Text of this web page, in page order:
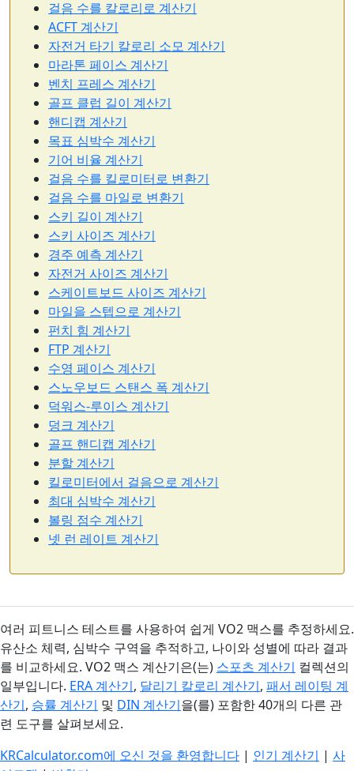
걸음 수를 칼로리로 계산기
ACFT 계산기
자전거 타기 칼로리 소모 계산기
마라톤 페이스 계산기
벤치 프레스 계산기
골프 클럽 길이 계산기
핸디캡 계산기
목표 심박수 계산기
기어 비율 계산기
걸음 수를 킬로미터로 변환기
걸음 수를 마일로 변환기
스키 길이 계산기
스키 사이즈 계산기
경주 예측 계산기
자전거 사이즈 계산기
스케이트보드 사이즈 계산기
마일을 스텝으로 계산기
펀치 힘 계산기
FTP 계산기
수영 페이스 계산기
스노우보드 스탠스 폭 계산기
덕워스-루이스 계산기
덩크 계산기
골프 핸디캡 계산기
분할 계산기
킬로미터에서 걸음으로 계산기
최대 심박수 계산기
볼링 점수 계산기
넷 런 레이트 계산기
여러 피트니스 테스트를 사용하여 쉽게 VO2 맥스를 추정하세요.
유산소 체력, 심박수 구역을 추적하고, 나이와 성별에 따라 결과
를 비교하세요. VO2 맥스 계산기은(는) 스포츠 계산기 컬렉션의
일부입니다. ERA 계산기, 달리기 칼로리 계산기, 패서 레이팅 계
산기, 승률 계산기 및 DIN 계산기을(를) 포함한 40개의 다른 관
련 도구를 살펴보세요.
KRCalculator.com에 오신 것을 환영합니다 | 인기 계산기 | 사